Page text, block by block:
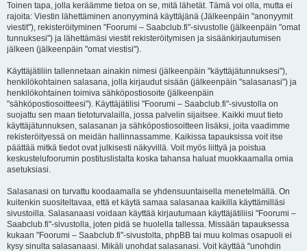
Toinen tapa, jolla keräämme tietoa on se, mitä lähetät. Tämä voi olla, mutta ei
rajoita: Viestin lähettäminen anonyyminä käyttäjänä (Jälkeenpäin "anonyymit
viestit"), rekisteröityminen "Foorumi – Saabclub.fi"-sivustolle (jälkeenpäin "omat
tunnuksesi") ja lähettämäsi viestit rekisteröitymisen ja sisäänkirjautumisen
jälkeen (jälkeenpäin "omat viestisi").
Käyttäjätiliin tallennetaan ainakin nimesi (jälkeenpäin "käyttäjätunnuksesi"),
henkilökohtainen salasana, jolla kirjaudut sisään (jälkeenpäin "salasanasi") ja
henkilökohtainen toimiva sähköpostiosoite (jälkeenpäin
"sähköpostiosoitteesi"). Käyttäjätilisi "Foorumi – Saabclub.fi"-sivustolla on
suojattu sen maan tietoturvalailla, jossa palvelin sijaitsee. Kaikki muut tieto
käyttäjätunnuksen, salasanan ja sähköpostiosoitteen lisäksi, joita vaadimme
rekisteröityessä on meidän hallinnassamme. Kaikissa tapauksissa voit itse
päättää mitkä tiedot ovat julkisesti näkyvillä. Voit myös liittyä ja poistua
keskustelufoorumin postituslistalta koska tahansa haluat muokkaamalla omia
asetuksiasi.
Salasanasi on turvattu koodaamalla se yhdensuuntaisella menetelmällä. On
kuitenkin suositeltavaa, että et käytä samaa salasanaa kaikilla käyttämilläsi
sivustoilla. Salasanaasi voidaan käyttää kirjautumaan käyttäjätiliisi "Foorumi –
Saabclub.fi"-sivustolla, joten pidä se huolella tallessa. Missään tapauksessa
kukaan "Foorumi – Saabclub.fi"-sivustolta, phpBB tai muu kolmas osapuoli ei
kysy sinulta salasanaasi. Mikäli unohdat salasanasi. Voit käyttää "unohdin